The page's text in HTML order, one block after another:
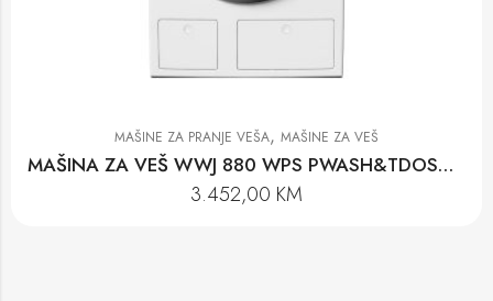
MAŠINE ZA PRANJE VEŠA, MAŠINE ZA VEŠ
MAŠINA ZA VEŠ WWJ 880 WPS PWASH&TDOS&STEAM
3.452,00 KM